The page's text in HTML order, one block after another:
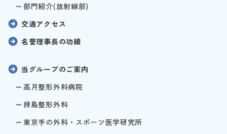
部門紹介(放射線部)
交通アクセス
名誉理事長の功績
当グループのご案内
高月整形外科病院
拝島整形外科
東京手の外科・スポーツ医学研究所